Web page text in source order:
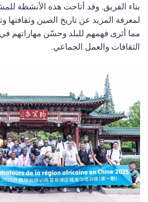
بناء الفريق. وقد أتاحت هذه الأنشطة
لمعرفة المزيد عن تاريخ الصين وثقافتها
مما أثرى فهمهم للبلد وحسّن مهاراتهم
الثقافات والعمل الجماعي.